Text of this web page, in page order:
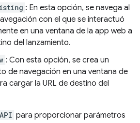
: En esta opción, se navega al
con el que se interactuó
en una ventana de la app web a
del lanzamiento.
: Con esta opción, se crea un
de navegación en una ventana de
cargar la URL de destino del
para proporcionar parámetros